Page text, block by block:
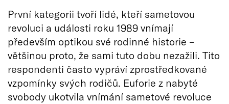
První kategorii tvoří lidé, kteří sametovou
revoluci a události roku 1989 vnímají
především optikou své rodinné historie –
většinou proto, že sami tuto dobu nezažili. Tito
respondenti často vypráví zprostředkované
vzpomínky svých rodičů. Euforie z nabyté
svobody ukotvila vnímání sametové revoluce